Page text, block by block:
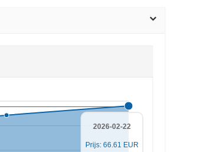
2026-02-22
Prijs: 66.61 EUR